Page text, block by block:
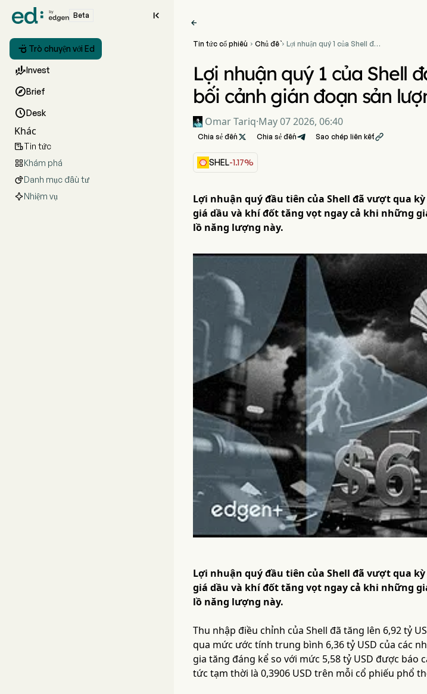
Beta 
 Trò chuyện với Ed
Invest
Brief
Desk
Khác
Tin tức
Khám phá
Danh mục đầu tư
Nhiệm vụ

Tin tức cổ phiếu  Chủ đề Lợi nhuận quý 1 của Shell đạt
trong bối cảnh gián đoạn
sản lượng
Lợi nhuận quý 1 của Shell
bối cảnh gián đoạn sản
Omar Tariq·May 07 2026, 06:40
Chia sẻ đến  Chia sẻ đến Sao chép liên kết
SHEL-1.17%
Lợi nhuận quý đầu tiên của Shell đã vượt qua
giá dầu và khí đốt tăng vọt ngay cả khi những
lồ năng lượng này.
Lợi nhuận quý đầu tiên của Shell đã vượt qua
giá dầu và khí đốt tăng vọt ngay cả khi những
lồ năng lượng này.
Thu nhập điều chỉnh của Shell đã tăng lên 6,92 tỷ
qua mức ước tính trung bình 6,36 tỷ USD của các
gia tăng đáng kể so với mức 5,58 tỷ USD được
tức tạm thời là 0,3906 USD trên mỗi cổ phiếu phổ